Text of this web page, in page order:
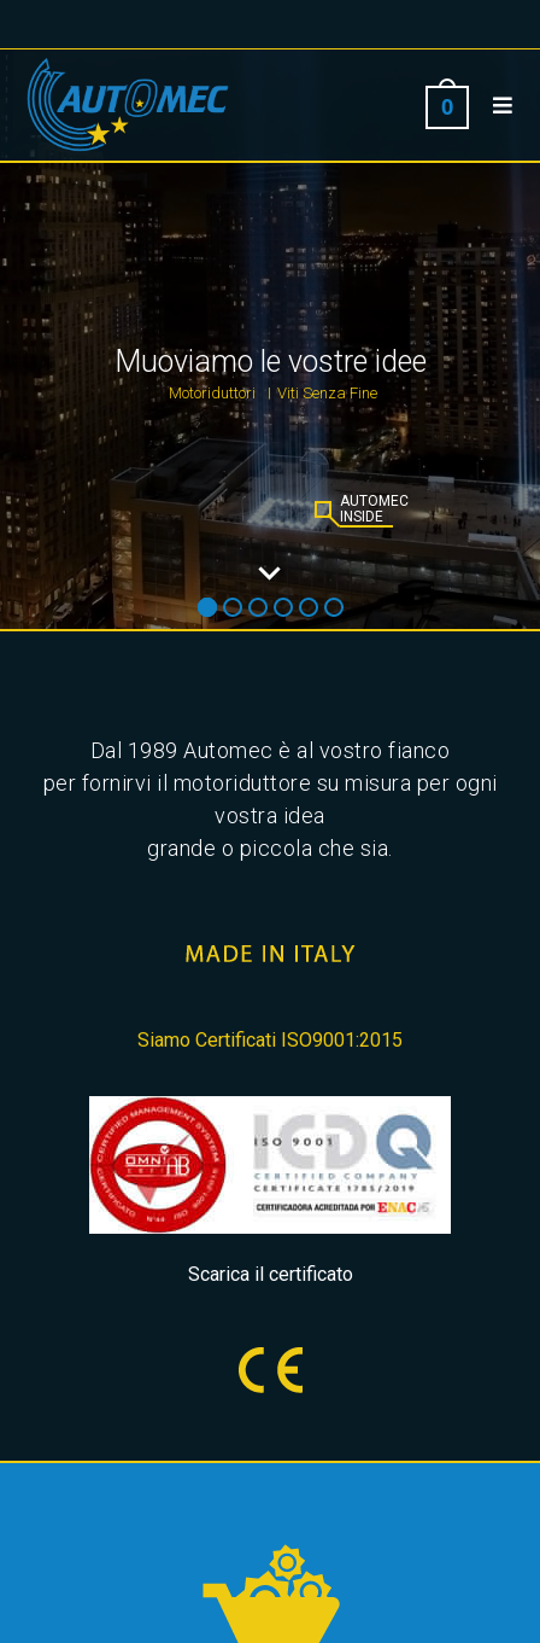
0
Muoviamo le vostre idee
Motoriduttori Viti Senza Fine
|
AUTOMEC
INSIDE
Dal 1989 Automec è al vostro fianco
per fornirvi il motoriduttore su misura per ogni
vostra idea
grande o piccola che sia.
Siamo Certificati ISO9001:2015
Scarica il certificato